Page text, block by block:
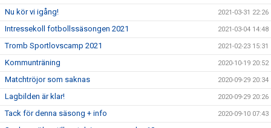
Nu kör vi igång! 2021-03-31 22:26
Intressekoll fotbollssäsongen 2021 2021-03-04 14:48
Tromb Sportlovscamp 2021 2021-02-23 15:31
Kommunträning 2020-10-19 20:52
Matchtröjor som saknas 2020-09-29 20:34
Lagbilden är klar! 2020-09-29 20:26
Tack för denna säsong + info 2020-09-10 07:43